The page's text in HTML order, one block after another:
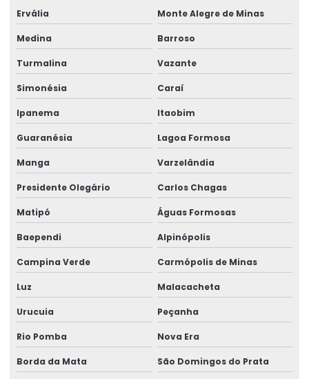
Talha Elétrica Fixa Com Monitoramento
Talha Elétrica Industrial
Talha Elétrica Inox Para Movimentação Horizontal
Talha Elétrica Nova
Talha Elétrica Para Elevação
Talha Elétrica Para Içamento De Cargas
Talha Elétrica Para Indústria Alimentícia
Talha Elétrica Para Indústrias Diversas
Talha Elétrica Para Movimentação De Cargas
Talha Fixa Aço Carbono
Talha Fixa Aço Carbono Aplicações Industriais
Talha Fixa Aço Carbono Preço
Ervália Monte Alegre de Minas
Medina Barroso
Turmalina Vazante
Simonésia Caraí
Ipanema Itaobim
Guaranésia Lagoa Formosa
Manga Varzelândia
Presidente Olegário Carlos Chagas
Matipó Águas Formosas
Baependi Alpinópolis
Campina Verde Carmópolis de Minas
Luz Malacacheta
Urucuia Peçanha
Rio Pomba Nova Era
Borda da Mata São Domingos do Prata